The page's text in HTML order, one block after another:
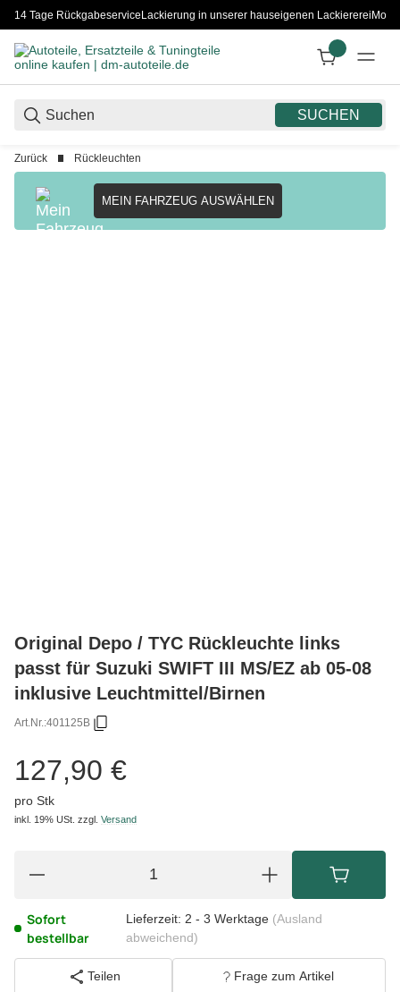
14 Tage RückgabeserviceLackierung in unserer hauseigenen Lackiererei
SUCHEN
Zurück Rückleuchten
MEIN FAHRZEUG AUSWÄHLEN
Original Depo / TYC Rückleuchte links
passt für Suzuki SWIFT III MS/EZ ab 05-08
inklusive Leuchtmittel/Birnen
Art.Nr.:401125B
127,90 €
pro Stk
inkl. 19% USt. zzgl. Versand
Sofort
bestellbar
Lieferzeit: 2 - 3 Werktage (Ausland
abweichend)
Teilen Frage zum Artikel